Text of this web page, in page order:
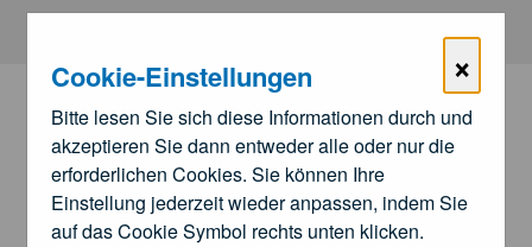
×
Cookie-Einstellungen
Bitte lesen Sie sich diese Informationen durch und
akzeptieren Sie dann entweder alle oder nur die
erforderlichen Cookies. Sie können Ihre
Einstellung jederzeit wieder anpassen, indem Sie
auf das Cookie Symbol rechts unten klicken.
Zum Hauptinhalt springen